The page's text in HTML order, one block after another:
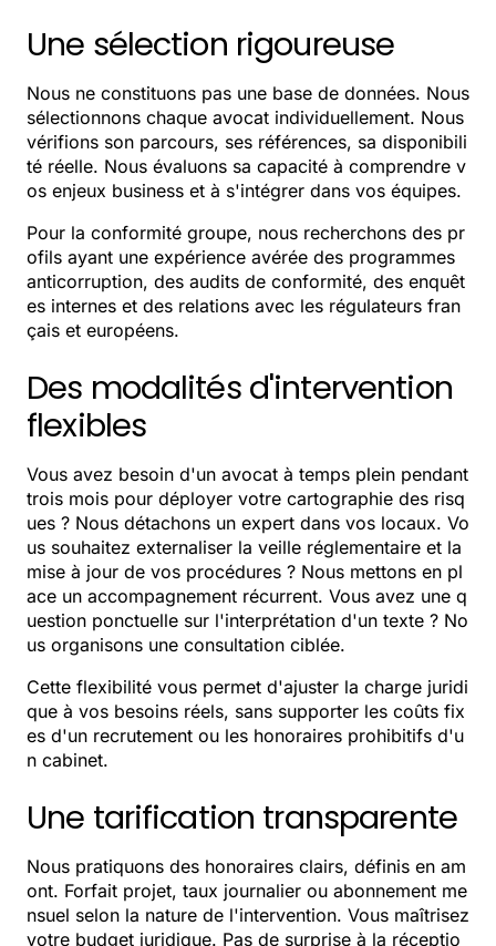
Une sélection rigoureuse
Nous ne constituons pas une base de données. Nous
sélectionnons chaque avocat individuellement. Nous
vérifions son parcours, ses références, sa disponibili
té réelle. Nous évaluons sa capacité à comprendre v
os enjeux business et à s'intégrer dans vos équipes.
Pour la conformité groupe, nous recherchons des pr
ofils ayant une expérience avérée des programmes
anticorruption, des audits de conformité, des enquêt
es internes et des relations avec les régulateurs fran
çais et européens.
Des modalités d'intervention
flexibles
Vous avez besoin d'un avocat à temps plein pendant
trois mois pour déployer votre cartographie des risq
ues ? Nous détachons un expert dans vos locaux. Vo
us souhaitez externaliser la veille réglementaire et la
mise à jour de vos procédures ? Nous mettons en pl
ace un accompagnement récurrent. Vous avez une q
uestion ponctuelle sur l'interprétation d'un texte ? No
us organisons une consultation ciblée.
Cette flexibilité vous permet d'ajuster la charge juridi
que à vos besoins réels, sans supporter les coûts fix
es d'un recrutement ou les honoraires prohibitifs d'u
n cabinet.
Une tarification transparente
Nous pratiquons des honoraires clairs, définis en am
ont. Forfait projet, taux journalier ou abonnement me
nsuel selon la nature de l'intervention. Vous maîtrisez
votre budget juridique. Pas de surprise à la réceptio